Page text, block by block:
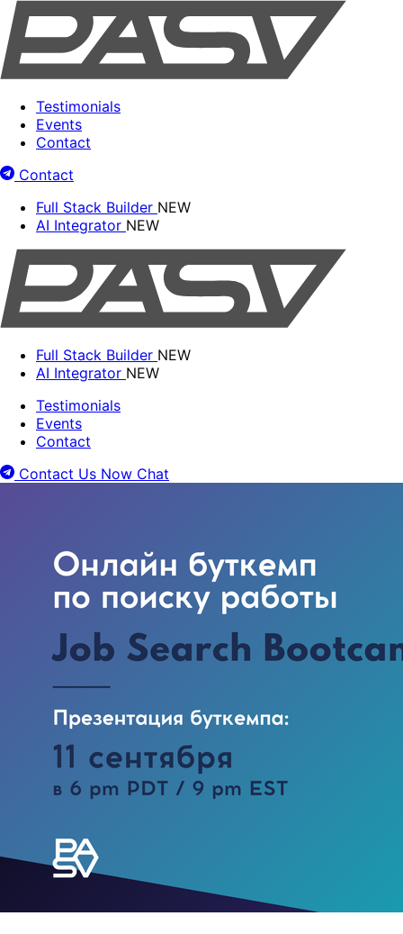
Testimonials
Events
Contact
Contact
Full Stack Builder NEW
AI Integrator NEW
Full Stack Builder NEW
AI Integrator NEW
Testimonials
Events
Contact
Contact Us Now Chat